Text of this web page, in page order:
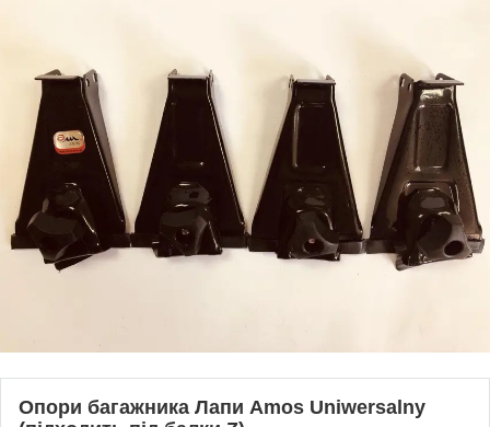
Опори багажника Лапи Amos Uniwersalny